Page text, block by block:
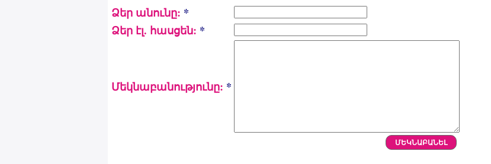
Ձեր անունը: *
Ձեր էլ. հասցեն: *
Մեկնաբանությունը: *